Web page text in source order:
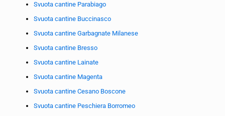
Svuota cantine Parabiago
Svuota cantine Buccinasco
Svuota cantine Garbagnate Milanese
Svuota cantine Bresso
Svuota cantine Lainate
Svuota cantine Magenta
Svuota cantine Cesano Boscone
Svuota cantine Peschiera Borromeo